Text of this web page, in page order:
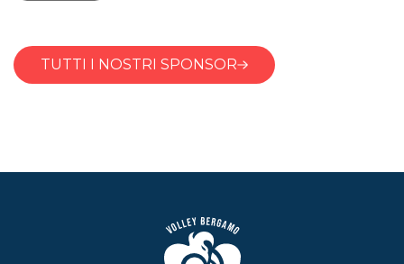
TUTTI I NOSTRI SPONSOR